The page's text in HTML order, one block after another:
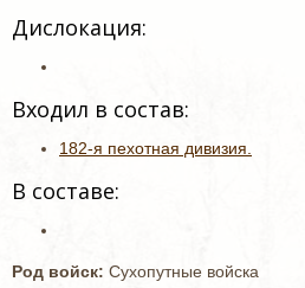
Дислокация:
Входил в состав:
182-я пехотная дивизия.
В составе:
Род войск: Сухопутные войска